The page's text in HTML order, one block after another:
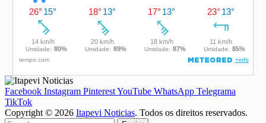
Facebook Instagram PinterestYouTube WhatsApp Telegrama
TikTok
Copyright © 2026 Itapevi Noticias. Todos os direitos reservados.